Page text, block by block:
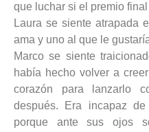
que luchar si el premio
Laura se siente atrapada
ama y uno al que le
Marco se siente
había hecho volver a
corazón para lanzarlo
después. Era incapaz
porque ante sus ojos